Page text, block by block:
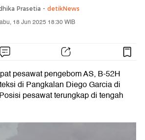
Prasetia - detikNews
18 Jun 2025 18:30 WIB
pesawat pengebom AS, B-52H
di Pangkalan Diego Garcia di
pesawat terungkap di tengah